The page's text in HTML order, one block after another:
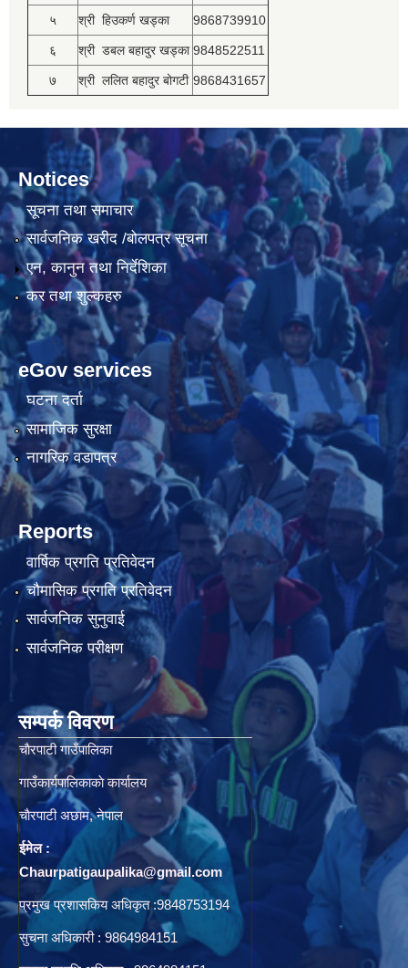
५ श्री हिउकर्ण खड्का 9868739910
६ श्री डबल बहादुर खड्का 9848522511
७ श्री ललित बहादुर बोगटी 9868431657
Notices
सूचना तथा समाचार
सार्वजनिक खरीद /बोलपत्र सूचना
एन, कानुन तथा निर्देशिका
कर तथा शुल्कहरु
eGov services
घटना दर्ता
सामाजिक सुरक्षा
नागरिक वडापत्र
Reports
वार्षिक प्रगति प्रतिवेदन
चौमासिक प्रगति प्रतिवेदन
सार्वजनिक सुनुवाई
सार्वजनिक परीक्षण
सम्पर्क विवरण
चाैरपाटी गाउँपालिका
गाउँकार्यपालिकाकाे कार्यालय
चाैरपाटी अछाम, नेपाल
ईमेल :
Chaurpatigaupalika@gmail.com
प्रमुख प्रशासकिय अधिकृत :9848753194
सुचना अधिकारी : 9864984151